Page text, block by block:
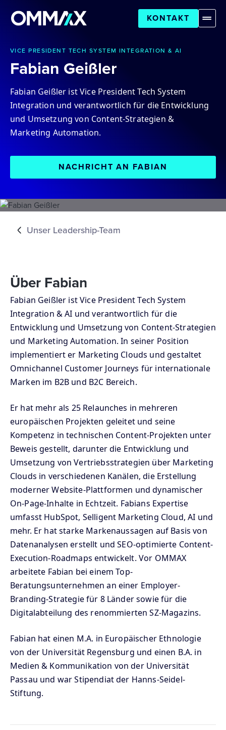
KONTAKT
VICE PRESIDENT TECH SYSTEM INTEGRATION & AI
Fabian Geißler
Fabian Geißler ist Vice President Tech System
Integration und verantwortlich für die Entwicklung
und Umsetzung von Content-Strategien &
Marketing Automation.
NACHRICHT AN FABIAN
Unser Leadership-Team
Über Fabian
Fabian Geißler ist Vice President Tech System
Integration & AI und verantwortlich für die
Entwicklung und Umsetzung von Content-Strategien
und Marketing Automation. In seiner Position
implementiert er Marketing Clouds und gestaltet
Omnichannel Customer Journeys für internationale
Marken im B2B und B2C Bereich.
Er hat mehr als 25 Relaunches in mehreren
europäischen Projekten geleitet und seine
Kompetenz in technischen Content-Projekten unter
Beweis gestellt, darunter die Entwicklung und
Umsetzung von Vertriebsstrategien über Marketing
Clouds in verschiedenen Kanälen, die Erstellung
moderner Website-Plattformen und dynamischer
On-Page-Inhalte in Echtzeit. Fabians Expertise
umfasst HubSpot, Selligent Marketing Cloud, AI und
mehr. Er hat starke Markenaussagen auf Basis von
Datenanalysen erstellt und SEO-optimierte Content-
Execution-Roadmaps entwickelt. Vor OMMAX
arbeitete Fabian bei einem Top-
Beratungsunternehmen an einer Employer-
Branding-Strategie für 8 Länder sowie für die
Digitalabteilung des renommierten SZ-Magazins.
Fabian hat einen M.A. in Europäischer Ethnologie
von der Universität Regensburg und einen B.A. in
Medien & Kommunikation von der Universität
Passau und war Stipendiat der Hanns-Seidel-
Stiftung.